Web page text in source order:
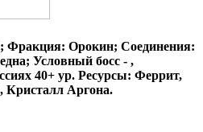
Фракция: Орокин; Соединения:
Условный босс - ,
40+ ур. Ресурсы: Феррит,
Кристалл Аргона.